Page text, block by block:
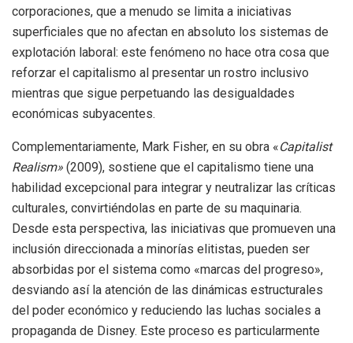
corporaciones, que a menudo se limita a iniciativas
superficiales que no afectan en absoluto los sistemas de
explotación laboral: este fenómeno no hace otra cosa que
reforzar el capitalismo al presentar un rostro inclusivo
mientras que sigue perpetuando las desigualdades
económicas subyacentes.
Complementariamente, Mark Fisher, en su obra «Capitalist
Realism» (2009), sostiene que el capitalismo tiene una
habilidad excepcional para integrar y neutralizar las críticas
culturales, convirtiéndolas en parte de su maquinaria.
Desde esta perspectiva, las iniciativas que promueven una
inclusión direccionada a minorías elitistas, pueden ser
absorbidas por el sistema como «marcas del progreso»,
desviando así la atención de las dinámicas estructurales
del poder económico y reduciendo las luchas sociales a
propaganda de Disney. Este proceso es particularmente